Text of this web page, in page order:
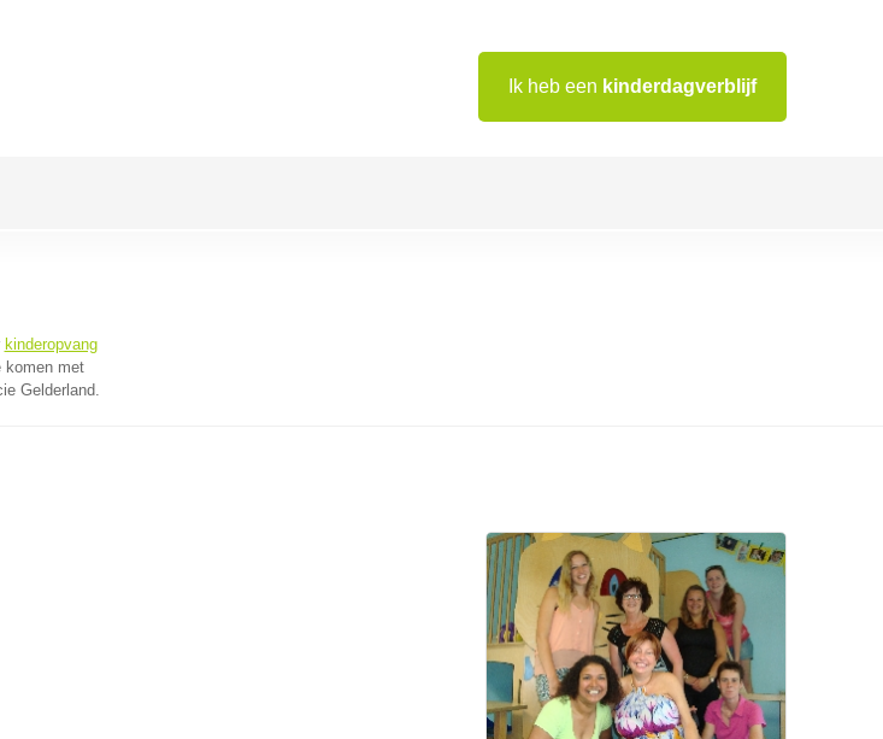
Ik heb een kinderdagverblijf
kinderopvang
met
Gelderland.